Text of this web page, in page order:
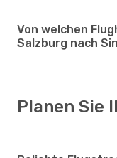
Von welchen
Salzburg nach
Planen Sie